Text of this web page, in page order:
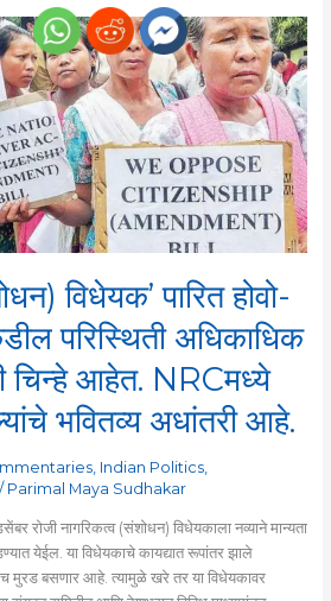
विधेयक’ पारित होवो-
परिस्थिती अधिकाधिक
चिन्हे आहेत. NRCमध्ये
भवितव्य अधांतरी आहे.
, Indian Politics,
Parimal Maya Sudhakar
रोजी नागरिकत्व (संशोधन) विधेयकाला नव्याने मान्यता
येईल. या विधेयकाचे कायद्यात रूपांतर झाले
मुरड बसणार आहे. त्यामुळे खरे तर या विधेयकावर